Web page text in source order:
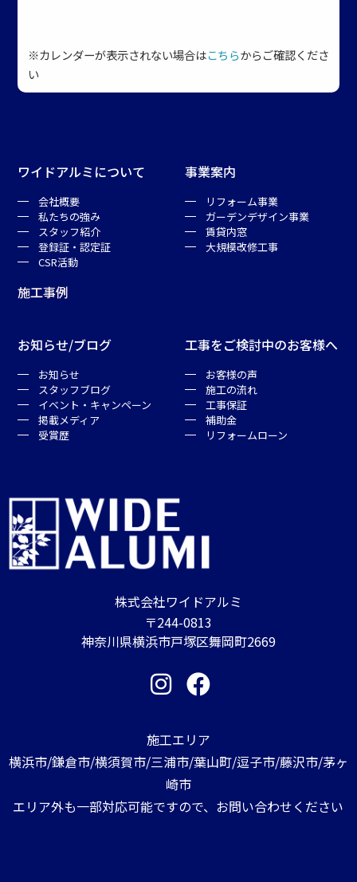
※カレンダーが表示されない場合はこちらからご確認くださ
い
ワイドアルミについて
会社概要
私たちの強み
スタッフ紹介
登録証・認定証
CSR活動
施工事例
事業案内
リフォーム事業
ガーデンデザイン事業
賃貸内窓
大規模改修工事
お知らせ/ブログ
お知らせ
スタッフブログ
イベント・キャンペーン
掲載メディア
受賞歴
工事をご検討中のお客様へ
お客様の声
施工の流れ
工事保証
補助金
リフォームローン
株式会社ワイドアルミ
〒244-0813
神奈川県横浜市戸塚区舞岡町2669
施工エリア
横浜市/鎌倉市/横須賀市/三浦市/葉山町/逗子市/藤沢市/茅ヶ
崎市
エリア外も一部対応可能ですので、お問い合わせください